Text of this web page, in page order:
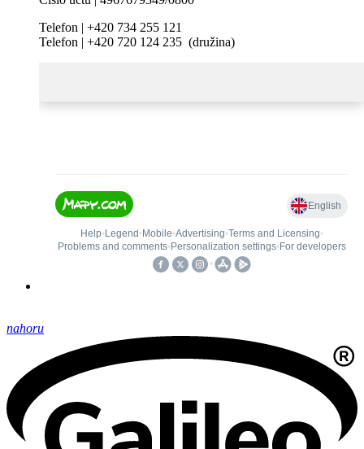
Telefon | +420 734 255 121
Telefon | +420 720 124 235 (družina)
nahoru